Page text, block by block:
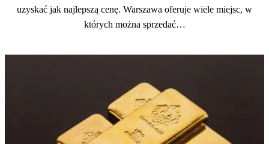
uzyskać jak najlepszą cenę. Warszawa oferuje wiele miejsc, w
których można sprzedać…